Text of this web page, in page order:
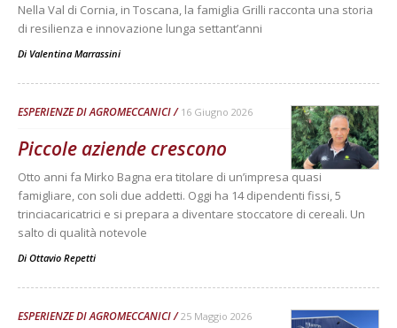
Nella Val di Cornia, in Toscana, la famiglia Grilli racconta una storia
di resilienza e innovazione lunga settant’anni
Di Valentina Marrassini
ESPERIENZE DI AGROMECCANICI 16 Giugno 2026
Piccole aziende crescono
Otto anni fa Mirko Bagna era titolare di un’impresa quasi
famigliare, con soli due addetti. Oggi ha 14 dipendenti fissi, 5
trinciacaricatrici e si prepara a diventare stoccatore di cereali. Un
salto di qualità notevole
Di Ottavio Repetti
ESPERIENZE DI AGROMECCANICI 25 Maggio 2026